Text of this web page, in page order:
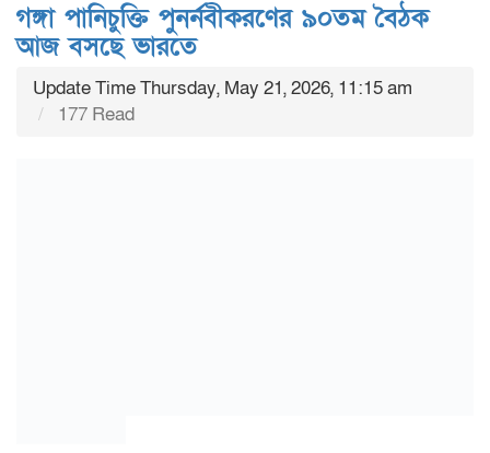
গঙ্গা পানিচুক্তি পুনর্নবীকরণের ৯০তম বৈঠক
আজ বসছে ভারতে
Update Time Thursday, May 21, 2026, 11:15 am
177 Read